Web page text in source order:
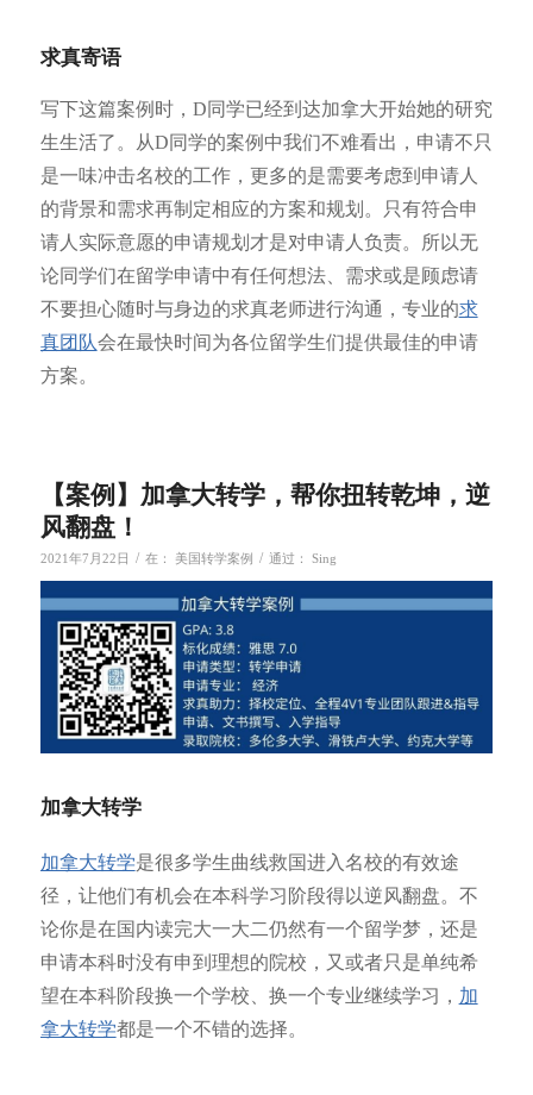
求真寄语
写下这篇案例时，D同学已经到达加拿大开始她的研究
生生活了。从D同学的案例中我们不难看出，申请不只
是一味冲击名校的工作，更多的是需要考虑到申请人
的背景和需求再制定相应的方案和规划。只有符合申
请人实际意愿的申请规划才是对申请人负责。所以无
论同学们在留学申请中有任何想法、需求或是顾虑请
不要担心随时与身边的求真老师进行沟通，专业的求
真团队会在最快时间为各位留学生们提供最佳的申请
方案。
【案例】加拿大转学，帮你扭转乾坤，逆
风翻盘！
2021年7月22日 / 在： 美国转学案例 / 通过： Sing
加拿大转学
加拿大转学是很多学生曲线救国进入名校的有效途
径，让他们有机会在本科学习阶段得以逆风翻盘。不
论你是在国内读完大一大二仍然有一个留学梦，还是
申请本科时没有申到理想的院校，又或者只是单纯希
望在本科阶段换一个学校、换一个专业继续学习， 加
拿大转学都是一个不错的选择。